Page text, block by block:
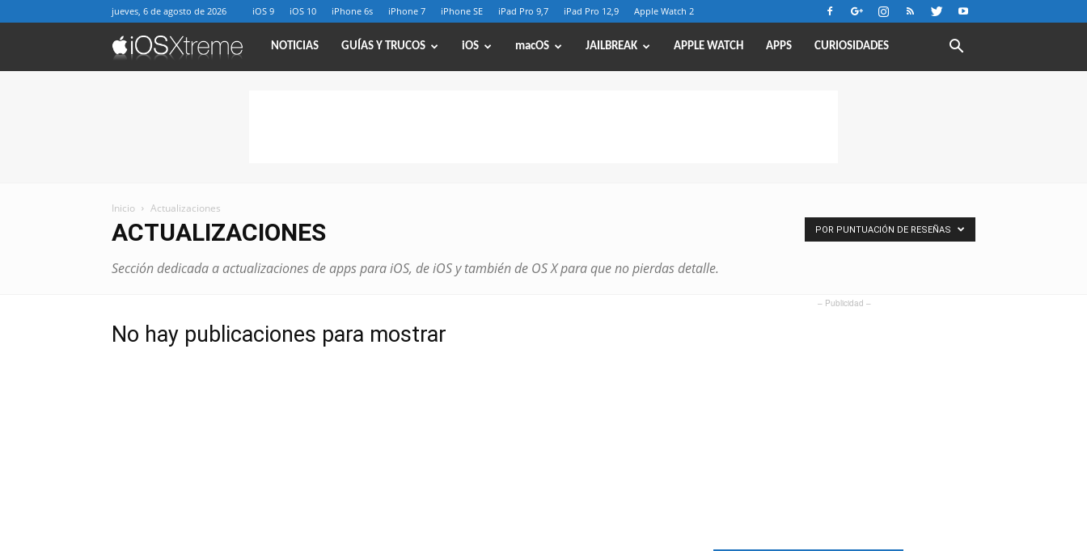
jueves, 6 de agosto de 2026 iOS 9 iOS 10 iPhone 6s iPhone 7 iPhone SE iPad Pro 9,7 iPad Pro 12,9 Apple Watch 2
iOSXtreme
NOTICIAS GUÍAS Y TRUCOS iOS macOS JAILBREAK APPLE WATCH APPS CURIOSIDADES
Inicio Actualizaciones
ACTUALIZACIONES
Sección dedicada a actualizaciones de apps para iOS, de iOS y también de OS X para que no pierdas detalle.
POR PUNTUACIÓN DE RESEÑAS
No hay publicaciones para mostrar
– Publicidad –